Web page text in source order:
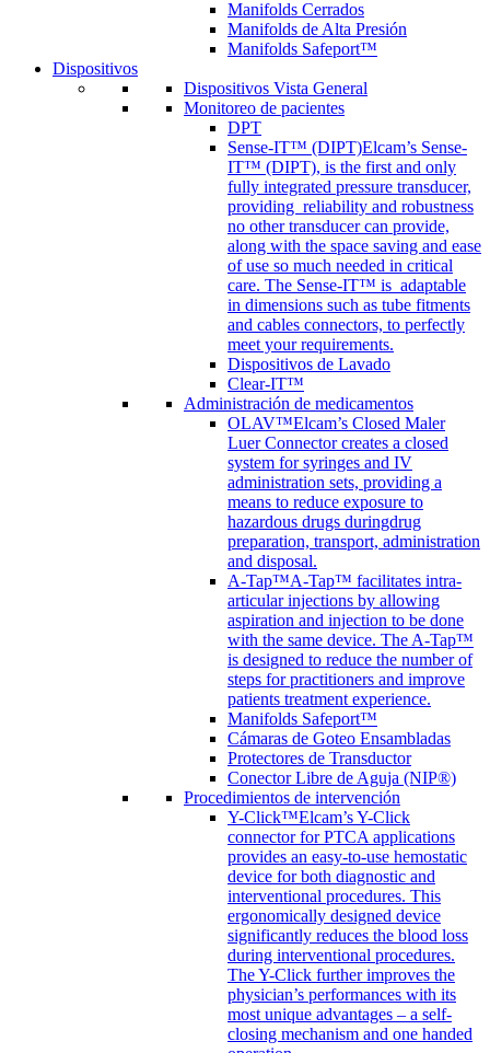
Manifolds Cerrados
Manifolds de Alta Presión
Manifolds Safeport™
Dispositivos
Dispositivos Vista General
Monitoreo de pacientes
DPT
Sense-IT™ (DIPT)Elcam’s Sense-
IT™ (DIPT), is the first and only
fully integrated pressure transducer,
providing reliability and robustness
no other transducer can provide,
along with the space saving and ease
of use so much needed in critical
care. The Sense-IT™ is adaptable
in dimensions such as tube fitments
and cables connectors, to perfectly
meet your requirements.
Dispositivos de Lavado
Clear-IT™
Administración de medicamentos
OLAV™Elcam’s Closed Maler
Luer Connector creates a closed
system for syringes and IV
administration sets, providing a
means to reduce exposure to
hazardous drugs duringdrug
preparation, transport, administration
and disposal.
A-Tap™A-Tap™ facilitates intra-
articular injections by allowing
aspiration and injection to be done
with the same device. The A-Tap™
is designed to reduce the number of
steps for practitioners and improve
patients treatment experience.
Manifolds Safeport™
Cámaras de Goteo Ensambladas
Protectores de Transductor
Conector Libre de Aguja (NIP®)
Procedimientos de intervención
Y-Click™Elcam’s Y-Click
connector for PTCA applications
provides an easy-to-use hemostatic
device for both diagnostic and
interventional procedures. This
ergonomically designed device
significantly reduces the blood loss
during interventional procedures.
The Y-Click further improves the
physician’s performances with its
most unique advantages – a self-
closing mechanism and one handed